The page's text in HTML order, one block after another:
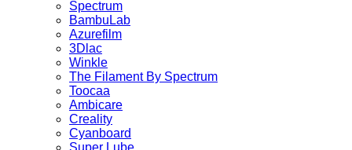
Spectrum
BambuLab
Azurefilm
3Dlac
Winkle
The Filament By Spectrum
Toocaa
Ambicare
Creality
Cyanboard